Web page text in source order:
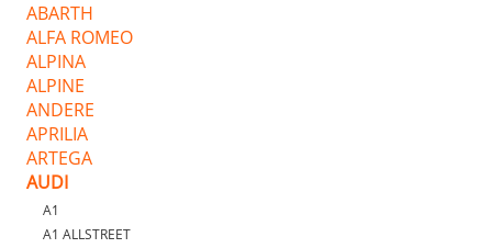
ABARTH
ALFA ROMEO
ALPINA
ALPINE
ANDERE
APRILIA
ARTEGA
AUDI
A1
A1 ALLSTREET